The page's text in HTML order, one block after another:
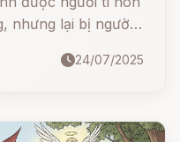
nhưng lại bị người
mãi, thì nhiều năm
24/07/2025